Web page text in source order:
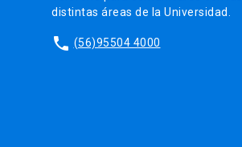
distintas áreas de la Universidad.
phone (56)95504 4000